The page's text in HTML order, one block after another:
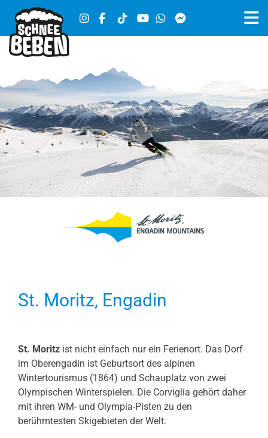
St. Moritz, Engadin
St. Moritz ist nicht einfach nur ein Ferienort. Das Dorf
im Oberengadin ist Geburtsort des alpinen
Wintertourismus (1864) und Schauplatz von zwei
Olympischen Winterspielen. Die Corviglia gehört daher
mit ihren WM- und Olympia-Pisten zu den
berühmtesten Skigebieten der Welt.